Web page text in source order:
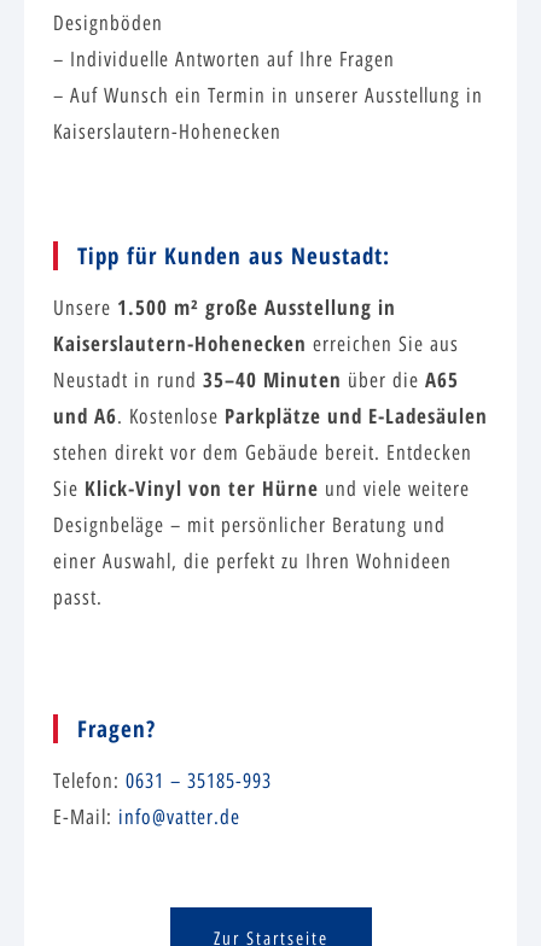
Designböden
– Individuelle Antworten auf Ihre Fragen
– Auf Wunsch ein Termin in unserer Ausstellung in
Kaiserslautern-Hohenecken
Tipp für Kunden aus Neustadt:
Unsere 1.500 m² große Ausstellung in
Kaiserslautern-Hohenecken erreichen Sie aus
Neustadt in rund 35–40 Minuten über die A65
und A6. Kostenlose Parkplätze und E-Ladesäulen
stehen direkt vor dem Gebäude bereit. Entdecken
Sie Klick-Vinyl von ter Hürne und viele weitere
Designbeläge – mit persönlicher Beratung und
einer Auswahl, die perfekt zu Ihren Wohnideen
passt.
Fragen?
Telefon: 0631 – 35185-993
E-Mail: info@vatter.de
Zur Startseite